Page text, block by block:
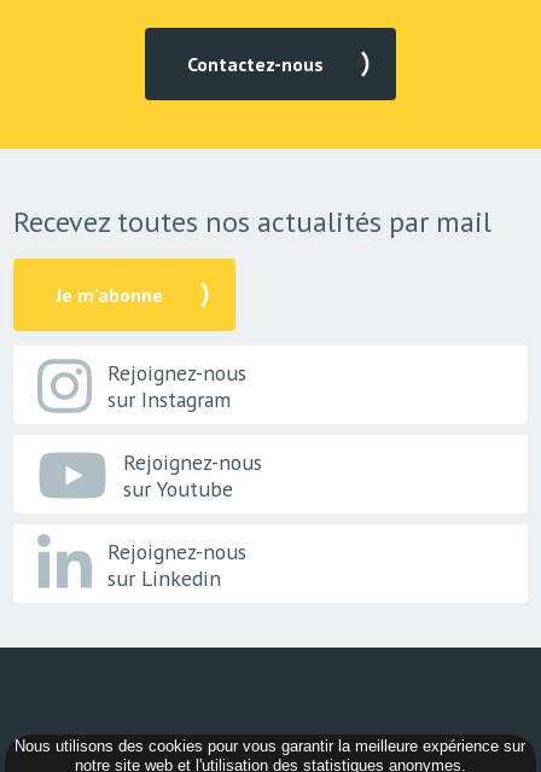
Contactez-nous
Recevez toutes nos actualités par mail
Je m'abonne
Rejoignez-nous
sur Instagram
Rejoignez-nous
sur Youtube
Rejoignez-nous
sur Linkedin
© 2026 - AER Bourgogne-Franche-Comté
Nous utilisons des cookies pour vous garantir la meilleure expérience sur
notre site web et l'utilisation des statistiques anonymes.